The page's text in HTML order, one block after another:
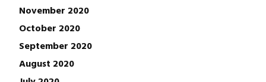
November 2020
October 2020
September 2020
August 2020